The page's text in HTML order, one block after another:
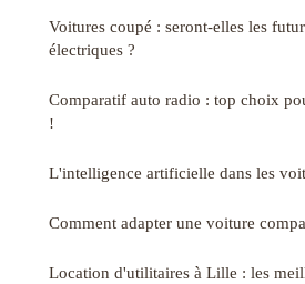
Voitures coupé : seront-elles les
électriques ?
Comparatif auto radio : top choix
!
L'intelligence artificielle dans les
Comment adapter une voiture
Location d'utilitaires à Lille : les